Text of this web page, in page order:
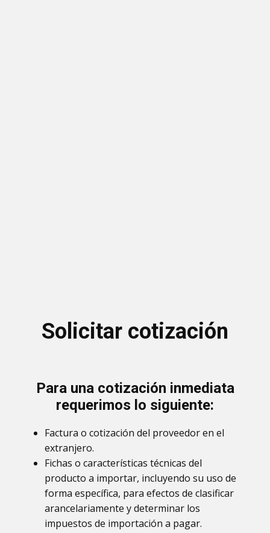
Solicitar cotización
Para una cotización inmediata
requerimos lo siguiente:
Factura o cotización del proveedor en el
extranjero.
Fichas o características técnicas del
producto a importar, incluyendo su uso de
forma específica, para efectos de clasificar
arancelariamente y determinar los
impuestos de importación a pagar.